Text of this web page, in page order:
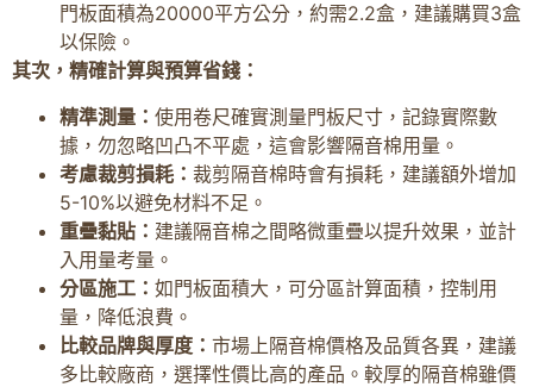
門板面積為20000平方公分，約需2.2盒，建議購買3盒
以保險。
其次，精確計算與預算省錢：
精準測量： 使用卷尺確實測量門板尺寸，記錄實際數
據，勿忽略凹凸不平處，這會影響隔音棉用量。
考慮裁剪損耗： 裁剪隔音棉時會有損耗，建議額外增加
5-10%以避免材料不足。
重疊黏貼： 建議隔音棉之間略微重疊以提升效果，並計
入用量考量。
分區施工： 如門板面積大，可分區計算面積，控制用
量，降低浪費。
比較品牌與厚度： 市場上隔音棉價格及品質各異，建議
多比較廠商，選擇性價比高的產品。較厚的隔音棉雖價